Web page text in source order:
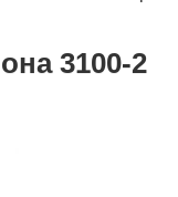
3100-2